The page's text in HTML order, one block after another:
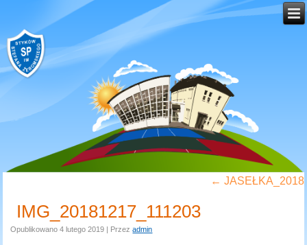
← JASEŁKA_2018
IMG_20181217_111203
Opublikowano 4 lutego 2019 | Przez admin